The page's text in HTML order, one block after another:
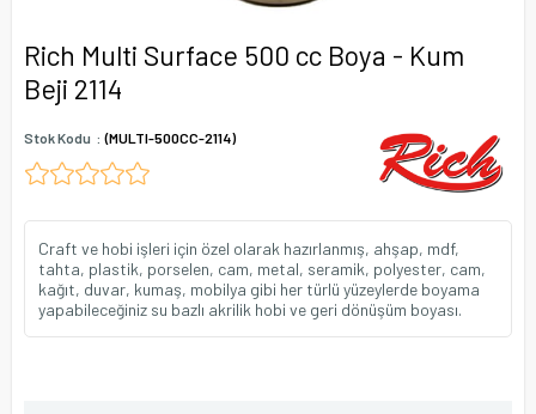
Rich Multi Surface 500 cc Boya - Kum
Beji 2114
Stok Kodu (MULTI-500CC-2114)
Craft ve hobi işleri için özel olarak hazırlanmış, ahşap, mdf,
tahta, plastik, porselen, cam, metal, seramik, polyester, cam,
kağıt, duvar, kumaş, mobilya gibi her türlü yüzeylerde boyama
yapabileceğiniz su bazlı akrilik hobi ve geri dönüşüm boyası.